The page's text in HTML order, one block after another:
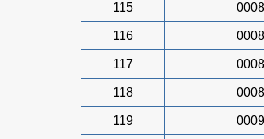
115
116
117
118
119